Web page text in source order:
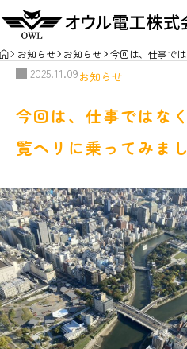
HOME
お知らせ お知らせ 今回は、仕事で
2025.11.09お知らせ
今回は、仕事ではな
覧ヘリに乗ってみまし